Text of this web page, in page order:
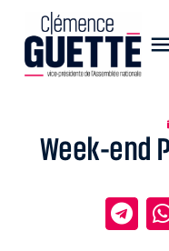
Week-end